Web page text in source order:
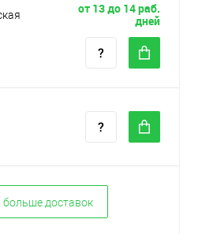
от 13 до 14 раб.
дней
больше доставок